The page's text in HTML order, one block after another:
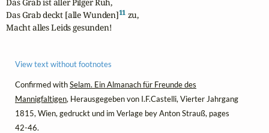
Das Grab deckt [alle Wunden]11 zu,
Macht alles Leids gesunden!
View text without footnotes
Confirmed withSelam. Ein Almanach für Freunde des
Mannigfaltigen, Herausgegeben von I.F.Castelli, Vierter Jahrgang
1815, Wien, gedruckt und im Verlage bey Anton Strauß, pages
42-46.